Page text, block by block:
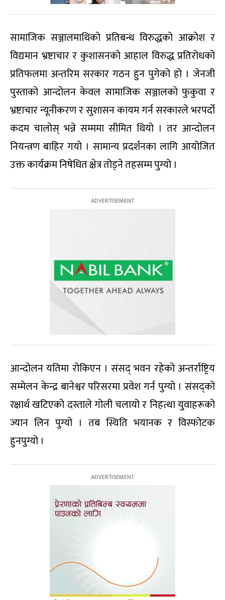
सामाजिक सञ्जालमाथिको प्रतिबन्ध विरुद्धको आक्रोश र
विद्यमान भ्रष्टाचार र कुशासनको आहाल विरुद्ध प्रतिरोधको
प्रतिफलमा अन्तरिम सरकार गठन हुन पुगेको हो । जेनजी
पुस्ताको आन्दोलन केवल सामाजिक सञ्जालको फुकुवा र
भ्रष्टाचार न्यूनीकरण र सुशासन कायम गर्न सरकारले भरपर्दो
कदम चालोस् भन्ने सम्ममा सीमित थियो । तर आन्दोलन
नियन्त्रण बाहिर गयो । सामान्य प्रदर्शनका लागि आयोजित
उक्त कार्यक्रम निषेधित क्षेत्र तोड्ने तहसम्म पुग्यो ।
आन्दोलन यतिमा रोकिएन । संसद् भवन रहेको अन्तर्राष्ट्रिय
सम्मेलन केन्द्र बानेश्वर परिसरमा प्रवेश गर्न पुग्यो । संसद्को
रक्षार्थ खटिएको दस्ताले गोली चलायो र निहत्था युवाहरूको
ज्यान लिन पुग्यो । तब स्थिति भयानक र विस्फोटक
हुनपुग्यो ।